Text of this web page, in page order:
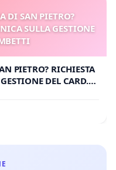
DI SAN PIETRO?
SULLA GESTIONE
PIETRO? RICHIESTA
DEL CARD.